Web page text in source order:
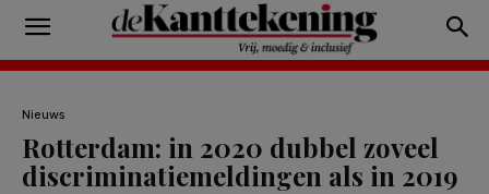
Nieuws
Rotterdam: in 2020 dubbel zoveel
discriminatiemeldingen als in 2019